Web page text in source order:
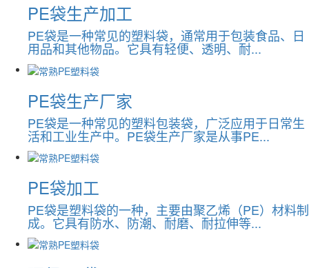
PE袋生产加工
PE袋是一种常见的塑料袋，通常用于包装食品、日
用品和其他物品。它具有轻便、透明、耐...
PE袋生产厂家
PE袋是一种常见的塑料包装袋，广泛应用于日常生
活和工业生产中。PE袋生产厂家是从事PE...
PE袋加工
PE袋是塑料袋的一种，主要由聚乙烯（PE）材料制
成。它具有防水、防潮、耐磨、耐拉伸等...